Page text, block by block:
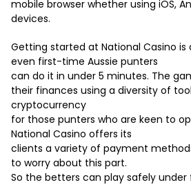
mobile browser whether using iOS,
devices.
Getting started at National Casino
even first-time Aussie punters
can do it in under 5 minutes. The
their finances using a diversity of
cryptocurrency
for those punters who are keen to
National Casino offers its
clients a variety of payment
to worry about this part.
So the betters can play safely under